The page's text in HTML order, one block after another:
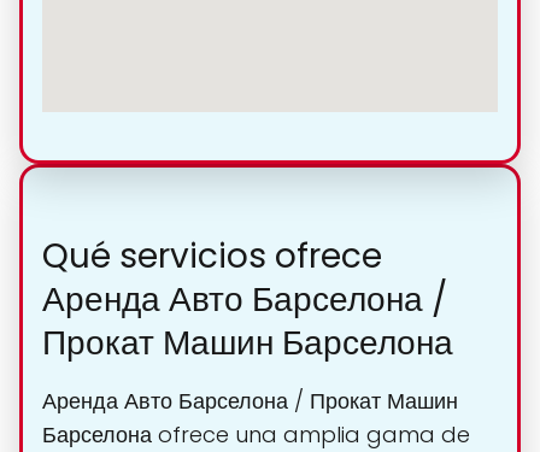
Qué servicios ofrece
Аренда Авто Барселона /
Прокат Машин Барселона
Аренда Авто Барселона / Прокат Машин
Барселона ofrece una amplia gama de